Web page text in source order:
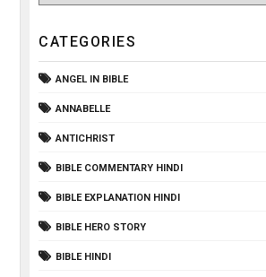
CATEGORIES
ANGEL IN BIBLE
ANNABELLE
ANTICHRIST
BIBLE COMMENTARY HINDI
BIBLE EXPLANATION HINDI
BIBLE HERO STORY
BIBLE HINDI